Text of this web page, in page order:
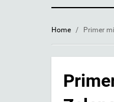
Home / Primer